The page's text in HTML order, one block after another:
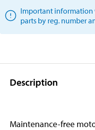
Important information
parts by reg. number
Description
Maintenance-free